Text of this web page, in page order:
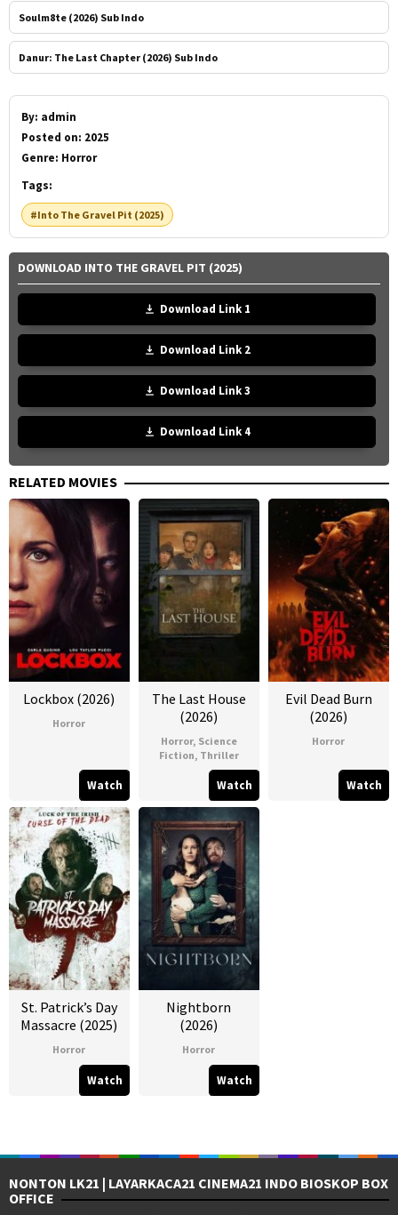
Soulm8te (2026) Sub Indo
Danur: The Last Chapter (2026) Sub Indo
By: admin
Posted on: 2025
Genre: Horror
Tags:
#Into The Gravel Pit (2025)
DOWNLOAD INTO THE GRAVEL PIT (2025)
Download Link 1
Download Link 2
Download Link 3
Download Link 4
RELATED MOVIES
Lockbox (2026)
Horror
Watch
The Last House
(2026)
Horror, Science
Fiction, Thriller
Watch
Evil Dead Burn
(2026)
Horror
Watch
St. Patrick’s Day
Massacre (2025)
Horror
Watch
Nightborn
(2026)
Horror
Watch
NONTON LK21 | LAYARKACA21 CINEMA21 INDO BIOSKOP BOX
OFFICE